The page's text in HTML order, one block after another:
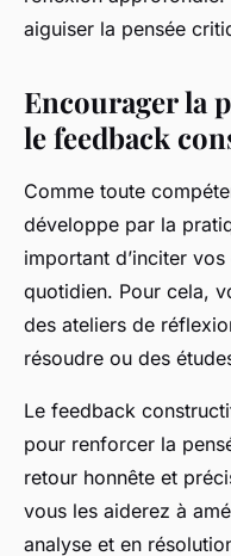
aiguiser la pensée
Encourager la
le feedback
Comme toute
développe par la
important d’inciter
quotidien. Pour cela,
des ateliers de
résoudre ou des
Le feedback
pour renforcer la
retour honnête et
vous les aiderez à
analyse et en